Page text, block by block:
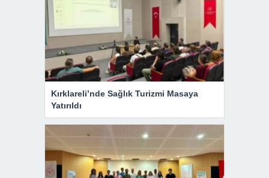
Kırklareli’nde Sağlık Turizmi Masaya
Yatırıldı